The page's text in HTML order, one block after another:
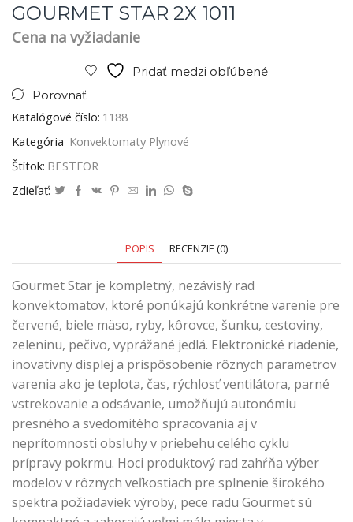
GOURMET STAR 2X 1011
Cena na vyžiadanie
Pridať medzi obľúbené
Porovnať
Katalógové číslo: 1188
Kategória Konvektomaty Plynové
Štítok: BESTFOR
Zdieľať:
POPIS RECENZIE (0)
Gourmet Star je kompletný, nezávislý rad
konvektomatov, ktoré ponúkajú konkrétne varenie pre
červené, biele mäso, ryby, kôrovce, šunku, cestoviny,
zeleninu, pečivo, vyprážané jedlá. Elektronické riadenie,
inovatívny displej a prispôsobenie rôznych parametrov
varenia ako je teplota, čas, rýchlosť ventilátora, parné
vstrekovanie a odsávanie, umožňujú autonómiu
presného a svedomitého spracovania aj v
neprítomnosti obsluhy v priebehu celého cyklu
prípravy pokrmu. Hoci produktový rad zahŕňa výber
modelov v rôznych veľkostiach pre splnenie širokého
spektra požiadaviek výroby, pece radu Gourmet sú